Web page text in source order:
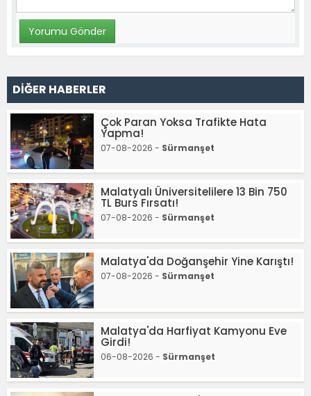
DİĞER HABERLER
Çok Paran Yoksa Trafikte Hata
Yapma!
07-08-2026 - Sürmanşet
Malatyalı Üniversitelilere 13 Bin 750
TL Burs Fırsatı!
07-08-2026 - Sürmanşet
Malatya'da Doğanşehir Yine Karıştı!
07-08-2026 - Sürmanşet
Malatya'da Harfiyat Kamyonu Eve
Girdi!
06-08-2026 - Sürmanşet